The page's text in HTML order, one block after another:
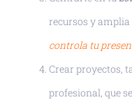
recursos y
controla tu
Crear proyectos,
profesional, que